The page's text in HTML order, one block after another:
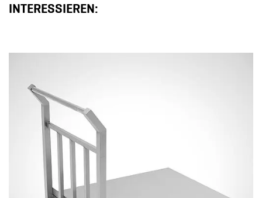
INTERESSIEREN: